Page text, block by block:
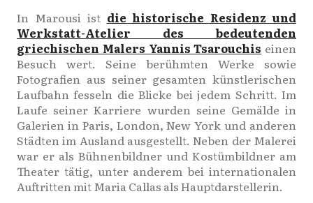
In Marousi ist die historische Residenz und
Werkstatt-Atelier des bedeutenden
griechischen Malers Yannis Tsarouchis einen
Besuch wert. Seine berühmten Werke sowie
Fotografien aus seiner gesamten künstlerischen
Laufbahn fesseln die Blicke bei jedem Schritt. Im
Laufe seiner Karriere wurden seine Gemälde in
Galerien in Paris, London, New York und anderen
Städten im Ausland ausgestellt. Neben der Malerei
war er als Bühnenbildner und Kostümbildner am
Theater tätig, unter anderem bei internationalen
Auftritten mit Maria Callas als Hauptdarstellerin.